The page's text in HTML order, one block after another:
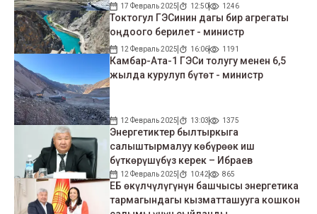
17 Февраль 2025 12:50 1246
Токтогул ГЭСинин дагы бир агрегаты
оңдоого берилет - министр
12 Февраль 2025 16:06 1191
Камбар-Ата-1 ГЭСи толугу менен 6,5
жылда курулуп бүтөт - министр
12 Февраль 2025 13:03 1375
Энергетиктер былтыркыга
салыштырмалуу көбүрөөк иш
бүткөрүшүбүз керек – Ибраев
12 Февраль 2025 10:42 865
ЕБ өкүлчүлүгүнүн башчысы энергетика
тармагындагы кызматташууга кошкон